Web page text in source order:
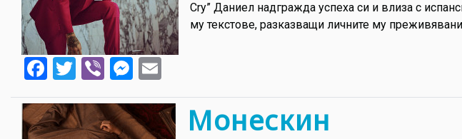
Cry” Даниел надгражда успеха си и влиза с
му текстове, разказващи личните му
Facebook
Twitter
ViberMessenger
Монескин